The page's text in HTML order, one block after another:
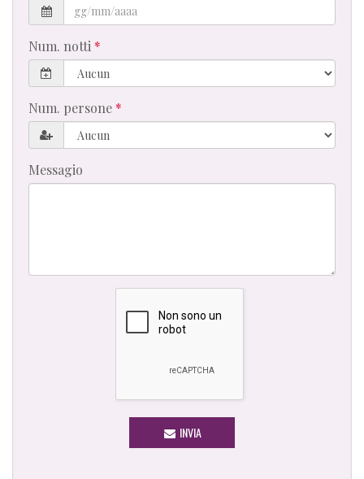
Num. notti
Num. persone
Messagio
INVIA